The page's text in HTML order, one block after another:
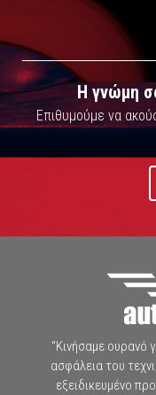
Η γνώμη
Επιθυμούμε να
“Κινήσαμε ουρανό
ασφάλεια του
εξειδικευμένο